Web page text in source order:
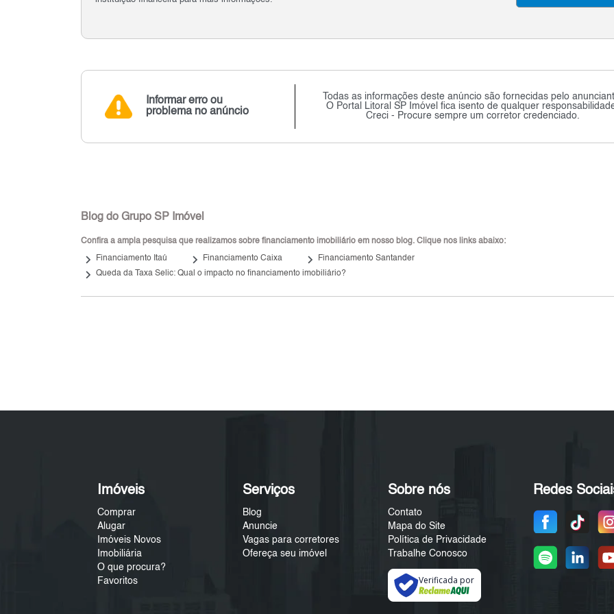
Informar erro ou
problema no anúncio
Todas as informações deste anúncio são fornecidas pelo
O Portal Litoral SP Imóvel fica isento de qualquer
Creci - Procure sempre um corretor credenciado.
Blog do Grupo SP Imóvel
Confira a ampla pesquisa que realizamos sobre financiamento imobiliário em nosso blog. Clique nos links abaixo:
keyboard_arrow_right Financiamento Itaú keyboard_arrow_right Financiamento Caixa keyboard_arrow_right Financiamento Santander
keyboard_arrow_right Queda da Taxa Selic: Qual o impacto no financiamento imobiliário?
Imóveis
Comprar
Alugar
Imóveis Novos
Imobiliária
O que procura?
Favoritos
Serviços
Blog
Anuncie
Vagas para corretores
Ofereça seu imóvel
Sobre nós
Contato
Mapa do Site
Política de Privacidade
Trabalhe Conosco
Verificada por
Redes